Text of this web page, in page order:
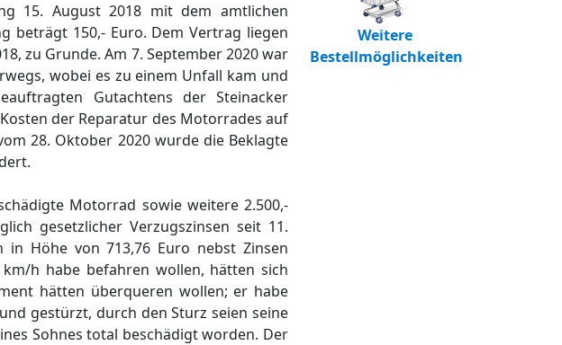
15. August 2018 mit dem amtlichen
beträgt 150,- Euro. Dem Vertrag liegen
zu Grunde. Am 7. September 2020 war
wobei es zu einem Unfall kam und
Gutachtens der Steinacker
der Reparatur des Motorrades auf
28. Oktober 2020 wurde die Beklagte
Motorrad sowie weitere 2.500,-
gesetzlicher Verzugszinsen seit 11.
in Höhe von 713,76 Euro nebst Zinsen
h habe befahren wollen, hätten sich
hätten überqueren wollen; er habe
gestürzt, durch den Sturz seien seine
Sohnes total beschädigt worden. Der
Weitere
Bestellmöglichkeiten